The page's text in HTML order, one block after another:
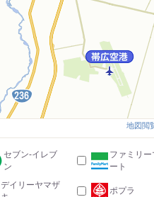
地図閲
セブン-イレブ
ン
ファミリー
ート
デイリーヤマザ
ポプラ